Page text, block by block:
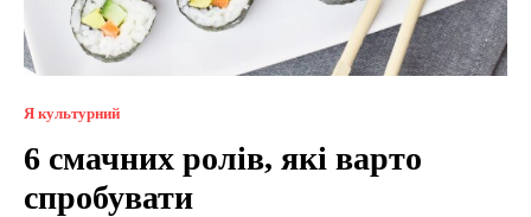
Я культурний
6 смачних ролів, які варто
спробувати